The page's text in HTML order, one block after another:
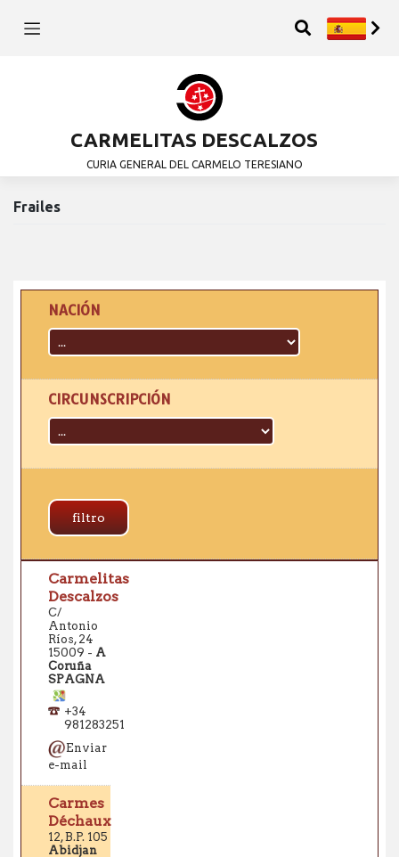
CARMELITAS DESCALZOS
CURIA GENERAL DEL CARMELO TERESIANO
Frailes